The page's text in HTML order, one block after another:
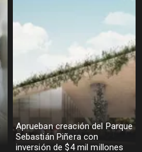
Aprueban creación del Parque
Sebastián Piñera con
inversión de $4 mil millones